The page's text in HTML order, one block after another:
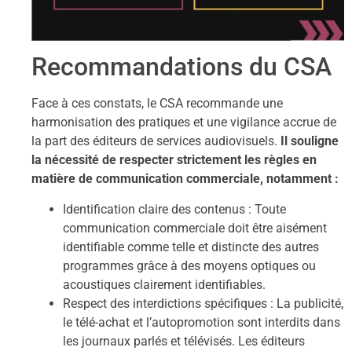
Recommandations du CSA
Face à ces constats, le CSA recommande une
harmonisation des pratiques et une vigilance accrue de
la part des éditeurs de services audiovisuels.
Il souligne
la nécessité de respecter strictement les règles en
matière de communication commerciale, notamment :
Identification claire des contenus : Toute
communication commerciale doit être aisément
identifiable comme telle et distincte des autres
programmes grâce à des moyens optiques ou
acoustiques clairement identifiables.
Respect des interdictions spécifiques : La publicité,
le télé-achat et l’autopromotion sont interdits dans
les journaux parlés et télévisés. Les éditeurs